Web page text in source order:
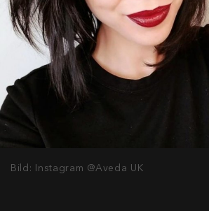
Bild: Instagram @Aveda UK